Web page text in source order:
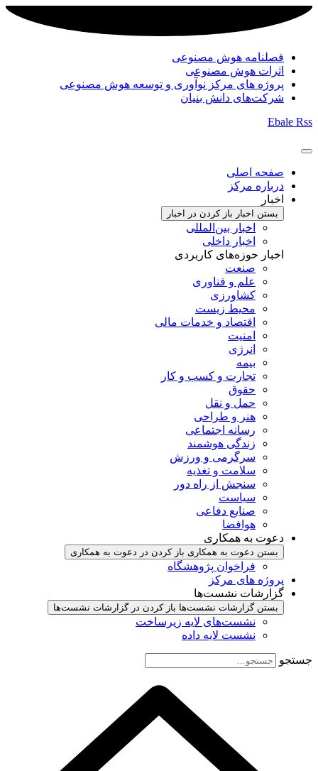
فصلنامه هوش مصنوعی
اثرات هوش مصنوعی
پروژه های مرکز نوآوری و توسعه هوش مصنوعی
شرکت‌های دانش بنیان
Ebale Rss
صفحه اصلی
درباره مرکز
اخبار
بستن اخبار باز کردن در اخبار
اخبار بین‌المللی
اخبار داخلی
اخبار حوزه‌های کاربردی
صنعت
علم و فناوری
کشاورزی
محیط زیست
اقتصاد و خدمات مالی
امنیت
انرژی
بیمه
تجارت و کسب و کار
حقوق
حمل و نقل
هنر و طراحی
رسانه اجتماعی
زندگی هوشمند
سرگرمی و ورزش
سلامت و تغذیه
سنجش از راه دور
سیاست
صنایع دفاعی
هوافضا
دعوت به همکاری
بستن دعوت به همکاری باز کردن در دعوت به همکاری
فراخوان پژوهشگاه
پروژه های مرکز
گزارشات نشست‌ها
بستن گزارشات نشست‌ها باز کردن در گزارشات نشست‌ها
نشست‌‌های لایه زیرساخت
نشست لایه داده
جستجو